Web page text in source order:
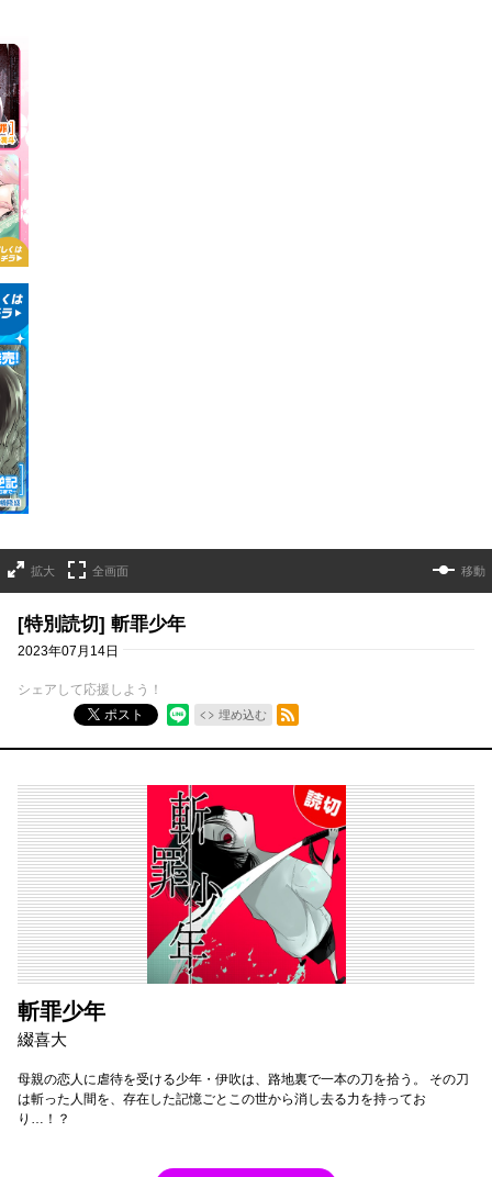
拡大 全画面 移動
[特別読切] 斬罪少年
2023年07月14日
シェアして応援しよう！
ポスト
埋め込む
RSSフィード
斬罪少年
綴喜大
母親の恋人に虐待を受ける少年・伊吹は、路地裏で一本の刀を拾う。 その刀
は斬った人間を、存在した記憶ごとこの世から消し去る力を持ってお
り…！？